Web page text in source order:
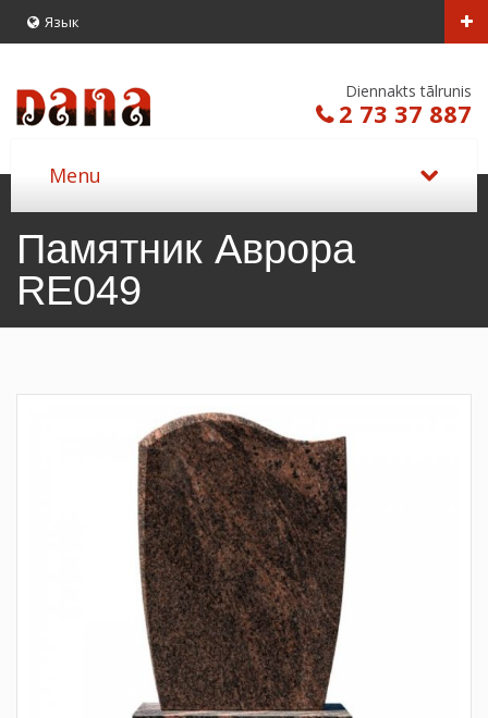
Язык
Diennakts tālrunis
2 73 37 887
Памятник Аврора
RE049